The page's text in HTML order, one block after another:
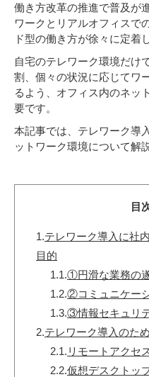
働き方改革の推進で普及が
ワークとリアルオフィスで
ド型の働き方が徐々に定着
自宅のテレワーク環境だけ
割、個々の状況に応じてワ
るよう、オフィス内のネッ
要です。
本記事では、テレワーク導
ットワーク環境について解
目
1.テレワーク導入に社
目的
1.1.①円滑な業務の
1.2.②コミュニケー
1.3.③情報セキュリ
2.テレワーク導入のた
2.1. リモートアクセ
2.2.仮想デスクトッ